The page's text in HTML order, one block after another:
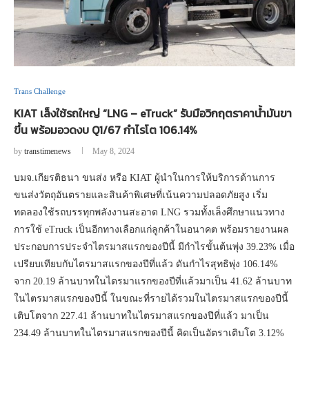
Trans Challenge
KIAT เล็งใช้รถใหญ่ “LNG – eTruck” รับมือวิกฤตราคาน้ำมันขา
ขึ้น พร้อมอวดงบ Q1/67 กำไรโต 106.14%
by transtimenews May 8, 2024
บมจ.เกียรติธนา ขนส่ง หรือ KIAT ผู้นำในการให้บริการด้านการ
ขนส่งวัตถุอันตรายและสินค้าพิเศษที่เน้นความปลอดภัยสูง เริ่ม
ทดลองใช้รถบรรทุกพลังงานสะอาด LNG รวมทั้งเล็งศึกษาแนวทาง
การใช้ eTruck เป็นอีกทางเลือกแก่ลูกค้าในอนาคต พร้อมรายงานผล
ประกอบการประจำไตรมาสแรกของปีนี้ มีกำไรขั้นต้นพุ่ง 39.23% เมื่อ
เปรียบเทียบกับไตรมาสแรกของปีที่แล้ว ดันกำไรสุทธิพุ่ง 106.14%
จาก 20.19 ล้านบาทในไตรมาแรกของปีที่แล้วมาเป็น 41.62 ล้านบาท
ในไตรมาสแรกของปีนี้ ในขณะที่รายได้รวมในไตรมาสแรกของปีนี้
เติบโตจาก 227.41 ล้านบาทในไตรมาสแรกของปีที่แล้ว มาเป็น
234.49 ล้านบาทในไตรมาสแรกของปีนี้ คิดเป็นอัตราเติบโต 3.12%